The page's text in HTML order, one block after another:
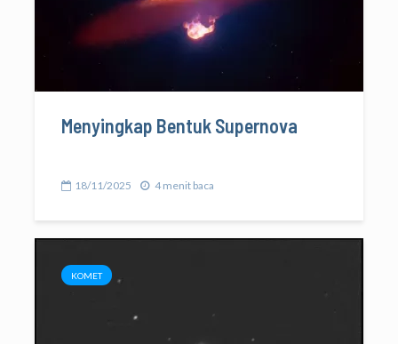
Menyingkap Bentuk Supernova
18/11/2025 4 menit baca
KOMET